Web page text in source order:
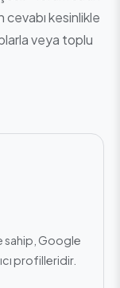
cevabı kesinlikle
veya toplu
sahip, Google
profilleridir.